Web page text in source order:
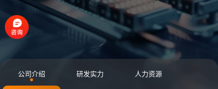
公司介绍 研发实力 人力资源